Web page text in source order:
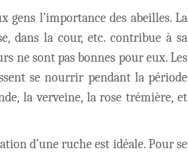
gens l’importance des abeilles. La
dans la cour, etc. contribue à sa
ne sont pas bonnes pour eux. Les
se nourrir pendant la période
la verveine, la rose trémière, et
d’une ruche est idéale. Pour se